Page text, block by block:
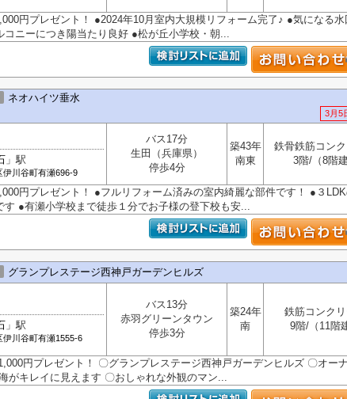
円プレゼント！ ●2024年10月室内大規模リフォーム完了♪ ●気になる水
ニーにつき陽当たり良好 ●松が丘小学校・朝...
ネオハイツ垂水
3月5
」駅
伊川谷町有瀬696-9
バス17分
生田（兵庫県）
停歩4分
築43年
南東
鉄骨鉄筋コンク
3階/（8階建
円プレゼント！ ●フルリフォーム済みの室内綺麗な部件です！ ●３LDK
す ●有瀬小学校まで徒歩１分でお子様の登下校も安...
グランプレステージ西神戸ガーデンヒルズ
」駅
伊川谷町有瀬1555-6
バス13分
赤羽グリーンタウン
停歩3分
築24年
南
鉄筋コンクリ
9階/（11階
円プレゼント！ 〇グランプレステージ西神戸ガーデンヒルズ 〇オー
がキレイに見えます 〇おしゃれな外観のマン...